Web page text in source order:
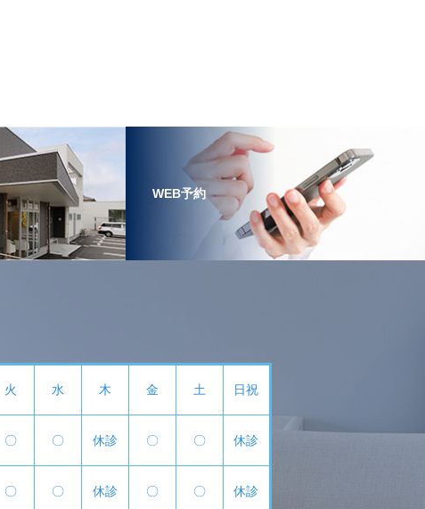
WEB予約
火 水 木 金 土 日祝
〇 〇 休診 〇 〇 休診
〇 〇 休診 〇 〇 休診